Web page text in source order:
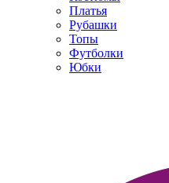
Платья
Рубашки
Топы
Футболки
Юбки